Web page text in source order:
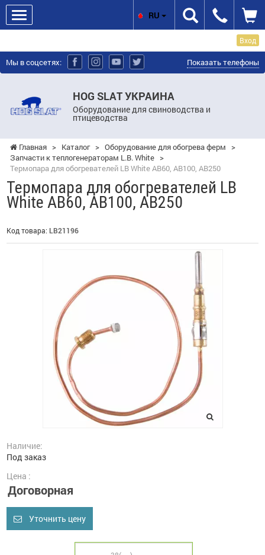
Вход
Мы в соцсетях: Показать телефоны
HOG SLAT УКРАИНА
Оборудование для свиноводства и
птицеводства
RU
Главная > Каталог > Оборудование для обогрева ферм
>
Запчасти к теплогенераторам L.B. White >
Термопара для обогревателей LB White AB60, AB100, AB250
Термопара для обогревателей LB
White AB60, AB100, AB250
Код товара: LB21196
Наличие:
Под заказ
Цена :
Договорная
Уточнить цену